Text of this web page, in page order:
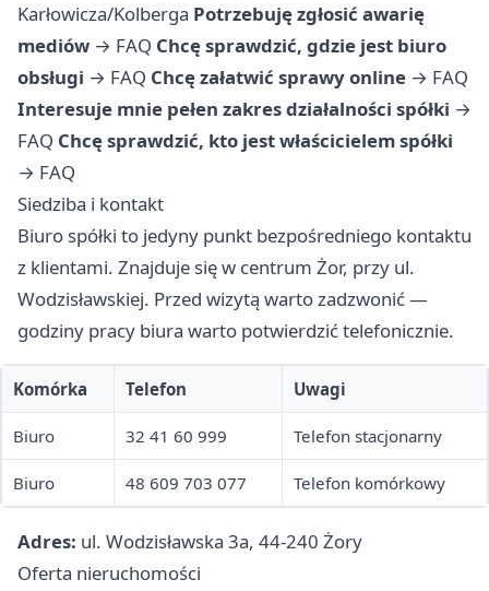
Karłowicza/Kolberga Potrzebuję zgłosić awarię
mediów → FAQ Chcę sprawdzić, gdzie jest biuro
obsługi → FAQ Chcę załatwić sprawy online → FAQ
Interesuje mnie pełen zakres działalności spółki →
FAQ Chcę sprawdzić, kto jest właścicielem spółki
→ FAQ
Siedziba i kontakt
Biuro spółki to jedyny punkt bezpośredniego kontaktu
z klientami. Znajduje się w centrum Żor, przy ul.
Wodzisławskiej. Przed wizytą warto zadzwonić —
godziny pracy biura warto potwierdzić telefonicznie.
Komórka Telefon Uwagi
Biuro 32 41 60 999 Telefon stacjonarny
Biuro 48 609 703 077 Telefon komórkowy
Adres: ul. Wodzisławska 3a, 44-240 Żory
Oferta nieruchomości